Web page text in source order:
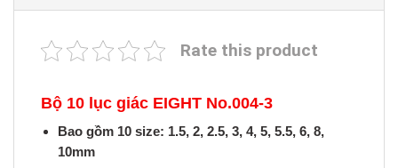
Rate this product
Bộ 10 lục giác EIGHT No.004-3
Bao gồm 10 size: 1.5, 2, 2.5, 3, 4, 5, 5.5, 6, 8,
10mm